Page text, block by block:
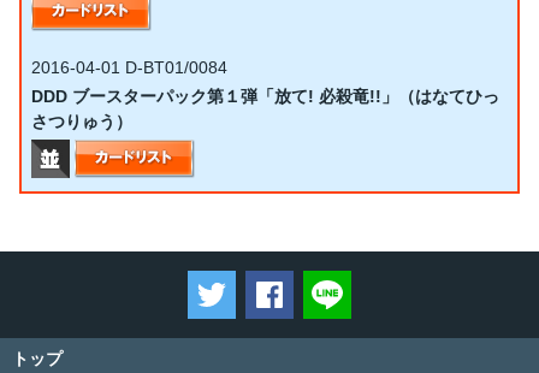
2016-04-01 D-BT01/0084
DDD ブースターパック第１弾「放て! 必殺竜!!」（はなてひっ
さつりゅう）
ツイートするFacebookでシェアする
トップ